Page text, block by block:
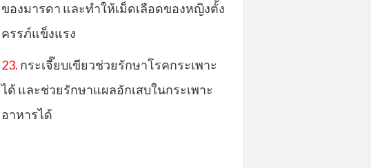
ของมารดา และทำให้เม็ดเลือดของหญิงตั้ง
ครรภ์แข็งแรง
23. กระเจี๊ยบเขียวช่วยรักษาโรคกระเพาะ
ได้ และช่วยรักษาแผลอักเสบในกระเพาะ
อาหารได้